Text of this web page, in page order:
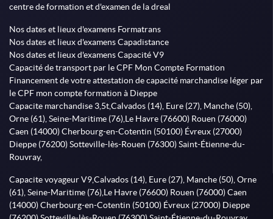
centre de formation et d'examen de la dreal
Nos dates et lieux d'examens Formatrans
Nos dates et lieux d'examens Capadistance
Nos dates et lieux d'examens Capacité V9
Capacité de transport par le CPF Mon Compte Formation
Financement de votre attestation de capacité marchandise léger par
le CPF mon compte formation à Dieppe
Capacite marchandise 3,5t,Calvados (14), Eure (27), Manche (50),
Orne (61), Seine-Maritime (76),Le Havre (76600) Rouen (76000)
Caen (14000) Cherbourg-en-Cotentin (50100) Évreux (27000)
Dieppe (76200) Sotteville-lès-Rouen (76300) Saint-Étienne-du-
Rouvray,
Capacite voyageur V9,Calvados (14), Eure (27), Manche (50), Orne
(61), Seine-Maritime (76),Le Havre (76600) Rouen (76000) Caen
(14000) Cherbourg-en-Cotentin (50100) Évreux (27000) Dieppe